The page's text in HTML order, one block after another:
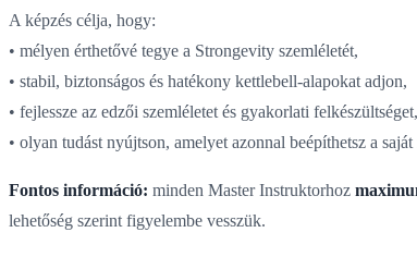
A képzés célja, hogy:
• mélyen érthetővé tegye a Strongevity szemléletét,
• stabil, biztonságos és hatékony kettlebell-alapokat adjon,
• fejlessze az edzői szemléletet és gyakorlati felkészültséget,
• olyan tudást nyújtson, amelyet azonnal beépíthetsz a
Fontos információ: minden Master Instruktorhoz
lehetőség szerint figyelembe vesszük.